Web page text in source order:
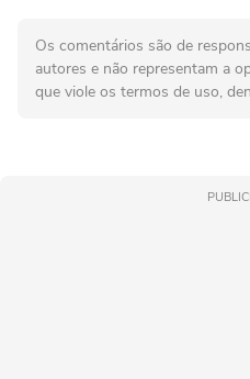
Os comentários são de
autores e não representam a
que viole os termos de uso,